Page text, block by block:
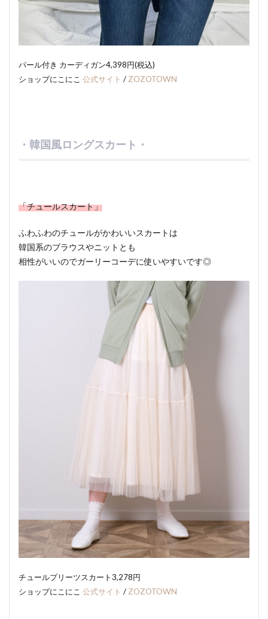
パール付き カーディガン4,398円(税込)
ショップにこにこ 公式サイト / ZOZOTOWN
・韓国風ロングスカート・
「チュールスカート」
ふわふわのチュールがかわいいスカートは
韓国系のブラウスやニットとも
相性がいいのでガーリーコーデに使いやすいです◎
チュールプリーツスカート3,278円
ショップにこにこ 公式サイト / ZOZOTOWN